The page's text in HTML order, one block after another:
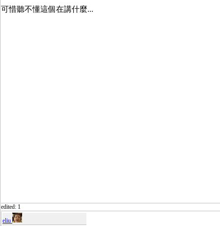
可惜聽不懂這個在講什麼...
edited: 1
eliu